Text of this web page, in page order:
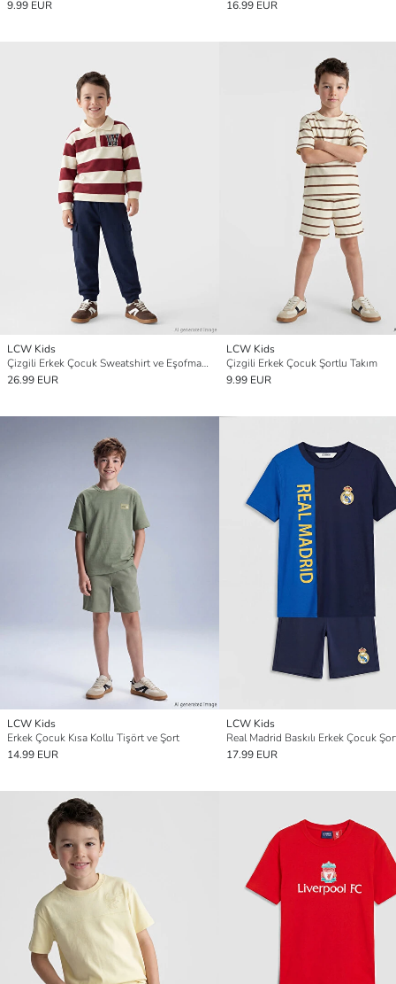
9.99 EUR 16.99 EUR
LCW Kids
Çizgili Erkek Çocuk Sweatshirt ve Eşofman Takım
26.99 EUR
LCW Kids
Çizgili Erkek Çocuk Şortlu Takım
9.99 EUR
LCW Kids
Erkek Çocuk Kısa Kollu Tişört ve Şort
14.99 EUR
LCW Kids
17.99 EUR